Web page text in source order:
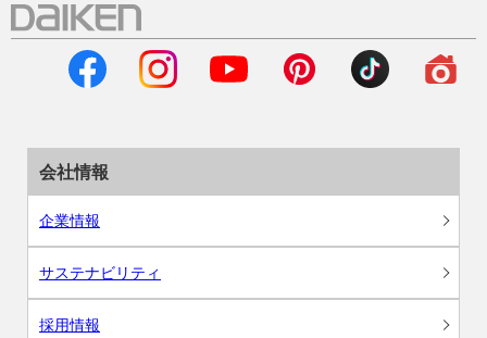
会社情報
企業情報
サステナビリティ
採用情報